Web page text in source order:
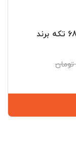
ست دریل و پیچ گوشتی شارژی 68 تکه برند